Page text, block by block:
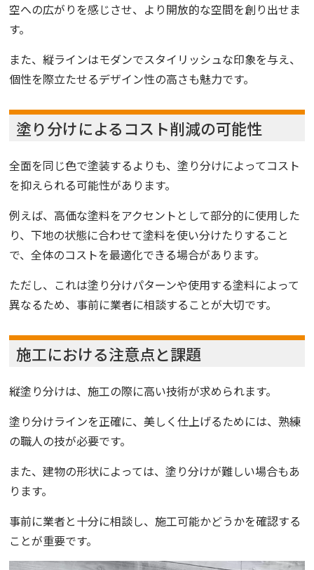
空への広がりを感じさせ、より開放的な空間を創り出せま
す。
また、縦ラインはモダンでスタイリッシュな印象を与え、
個性を際立たせるデザイン性の高さも魅力です。
塗り分けによるコスト削減の可能性
全面を同じ色で塗装するよりも、塗り分けによってコスト
を抑えられる可能性があります。
例えば、高価な塗料をアクセントとして部分的に使用した
り、下地の状態に合わせて塗料を使い分けたりすること
で、全体のコストを最適化できる場合があります。
ただし、これは塗り分けパターンや使用する塗料によって
異なるため、事前に業者に相談することが大切です。
施工における注意点と課題
縦塗り分けは、施工の際に高い技術が求められます。
塗り分けラインを正確に、美しく仕上げるためには、熟練
の職人の技が必要です。
また、建物の形状によっては、塗り分けが難しい場合もあ
ります。
事前に業者と十分に相談し、施工可能かどうかを確認する
ことが重要です。